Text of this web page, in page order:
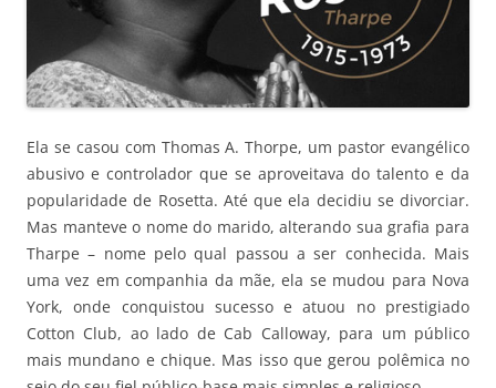
Ela se casou com Thomas A. Thorpe, um pastor evangélico
abusivo e controlador que se aproveitava do talento e da
popularidade de Rosetta. Até que ela decidiu se divorciar.
Mas manteve o nome do marido, alterando sua grafia para
Tharpe – nome pelo qual passou a ser conhecida. Mais
uma vez em companhia da mãe, ela se mudou para Nova
York, onde conquistou sucesso e atuou no prestigiado
Cotton Club, ao lado de Cab Calloway, para um público
mais mundano e chique. Mas isso que gerou polêmica no